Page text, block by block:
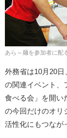
あら～麺を参加者に配
外務省は10月20
の関連イベント、
食べる会」を開い
の今回だけのオリ
活性化にもつなが